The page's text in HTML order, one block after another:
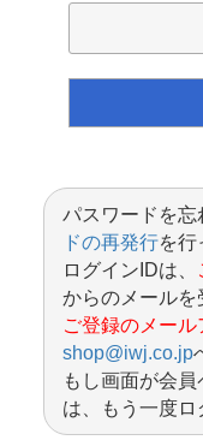
パスワードを忘
ドの再発行を行
ログインIDは、
からのメールを
ご登録のメール
shop@iwj.co.jp
もし画面が会
は、もう一度ロ